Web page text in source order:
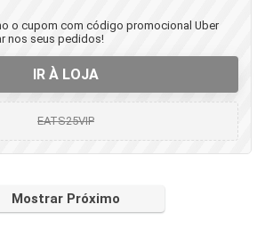
o cupom com código promocional Uber
nos seus pedidos!
IR À LOJA
EATS25VIP
Mostrar Próximo